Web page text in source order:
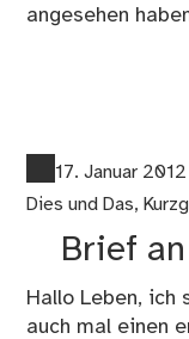
angesehen
17. Januar 2012
Dies und Das,
Brief
Hallo Leben, ich
auch mal einen